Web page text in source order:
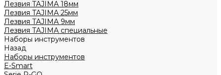
Лезвия TAJIMA 18мм
Лезвия TAJIMA 25мм
Лезвия TAJIMA 9мм
Лезвия TAJIMA специальные
Наборы инструментов
Назад
Наборы инструментов
E-Smart